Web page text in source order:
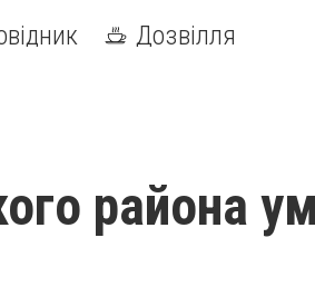
Дозвілля
района